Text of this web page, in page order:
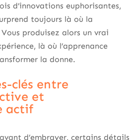
d’innovations euphorisantes,
toujours là où la
produisez alors un vrai
là où l’apprenance
la donne.
clés entre
et
actif
d’embrayer, certains détails